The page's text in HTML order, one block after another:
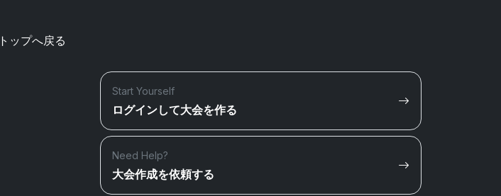
トップへ戻る
Start Yourself
ログインして大会を作る
Need Help?
大会作成を依頼する